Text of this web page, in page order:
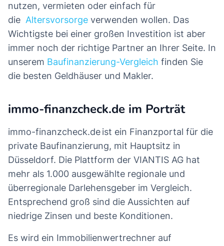
nutzen, vermieten oder einfach für
die Altersvorsorge verwenden wollen. Das
Wichtigste bei einer großen Investition ist aber
immer noch der richtige Partner an Ihrer Seite. In
unserem Baufinanzierung-Vergleich finden Sie
die besten Geldhäuser und Makler.
immo-finanzcheck.de im Porträt
immo-finanzcheck.de ist ein Finanzportal für die
private Baufinanzierung, mit Hauptsitz in
Düsseldorf. Die Plattform der VIANTIS AG hat
mehr als 1.000 ausgewählte regionale und
überregionale Darlehensgeber im Vergleich.
Entsprechend groß sind die Aussichten auf
niedrige Zinsen und beste Konditionen.
Es wird ein Immobilienwertrechner auf